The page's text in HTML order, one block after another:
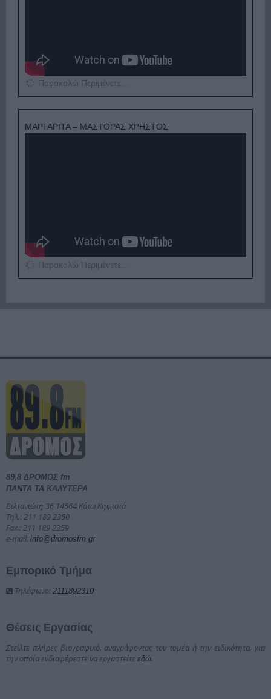
Παρακαλώ Περιμένετε...
ΜΑΡΓΑΡΙΤΑ – ΜΑΣΤΟΡΑΣ ΧΡΗΣΤΟΣ
Παρακαλώ Περιμένετε...
89,8 ΔΡΟΜΟΣ fm
ΠΑΝΤΑ ΤΑ ΚΑΛΥΤΕΡΑ
Βιλτανιώτη 36 14564 Κάτω Κηφισιά
Τηλ.: 211 189 2350
Fax.: 211 189 2359
e-mail: info@dromosfm.gr
Εμπορικό Τμήμα
Τηλέφωνο: 2111892310
Θέσεις Εργασίας
Στείλτε πλήρες βιογραφικό, αναγράφοντας τον τομέα ή την ειδικότητα, για
την οποία ενδιαφέρεστε να εργαστείτε εδώ.